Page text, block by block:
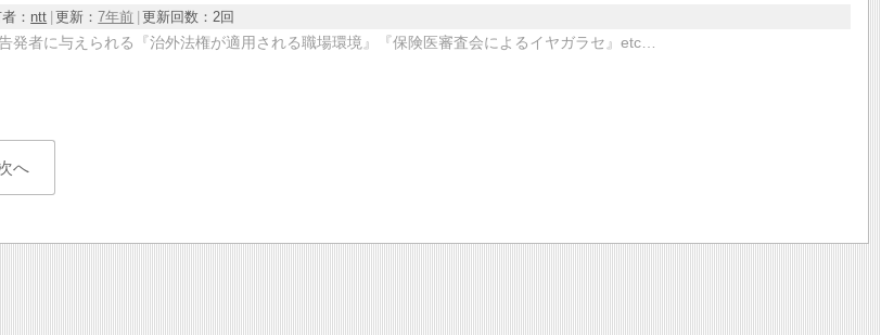
： ntt 更新：7年前 更新回数：2回
発者に与えられる『治外法権が適用される職場環境』『保険医審査会によるイヤガラセ』etc…
へ